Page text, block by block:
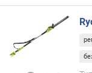
)
в